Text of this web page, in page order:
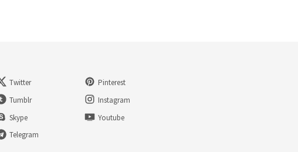
Twitter
Pinterest
Tumblr
Instagram
Skype
Youtube
Telegram